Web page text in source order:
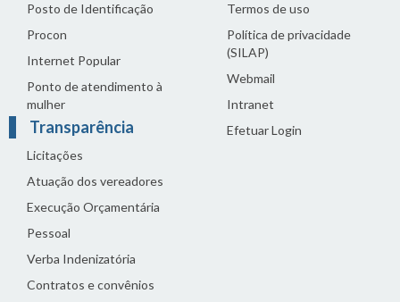
Posto de Identificação
Procon
Internet Popular
Ponto de atendimento à
mulher
Transparência
Licitações
Atuação dos vereadores
Execução Orçamentária
Pessoal
Verba Indenizatória
Contratos e convênios
Termos de uso
Política de privacidade
(SILAP)
Webmail
Intranet
Efetuar Login